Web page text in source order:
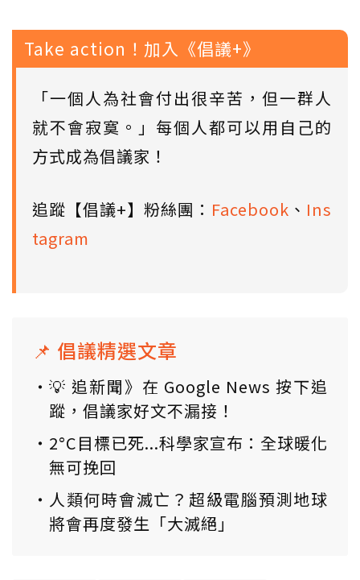
Take action！加入《倡議+》
「一個人為社會付出很辛苦，但一群人
就不會寂寞。」每個人都可以用自己的
方式成為倡議家！
追蹤【倡議+】粉絲團： Facebook 、 Ins
tagram
📌 倡議精選文章
💡 追新聞》在 Google News 按下追
蹤，倡議家好文不漏接！
2°C目標已死...科學家宣布：全球暖化
無可挽回
人類何時會滅亡？超級電腦預測地球
將會再度發生「大滅絕」